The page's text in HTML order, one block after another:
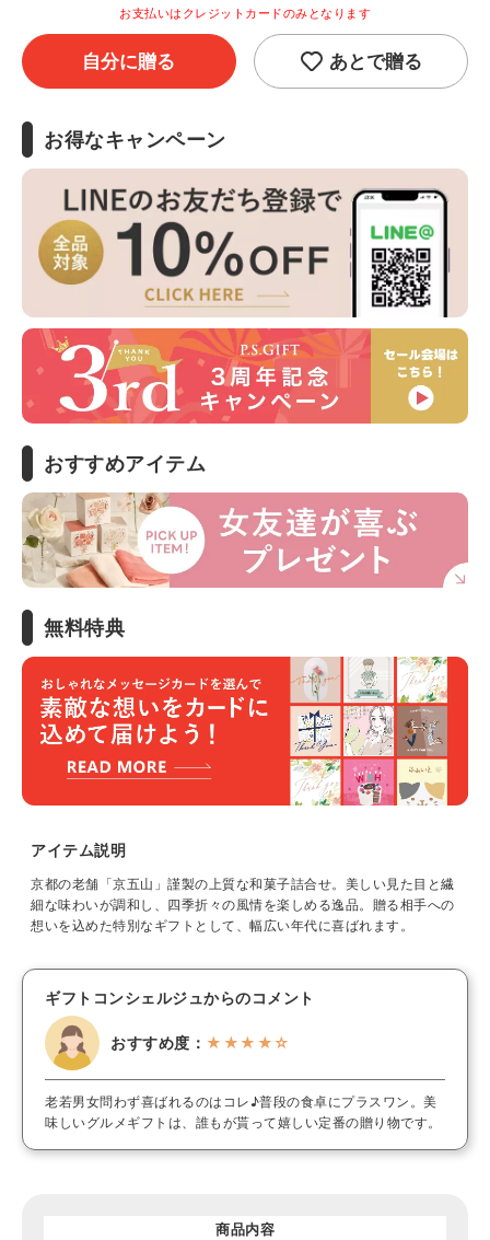
お支払いはクレジットカードのみとなります
自分に贈る あとで贈る
お得なキャンペーン
おすすめアイテム
無料特典
アイテム説明
京都の老舗「京五山」謹製の上質な和菓子詰合せ。美しい見た目と繊
細な味わいが調和し、四季折々の風情を楽しめる逸品。贈る相手への
想いを込めた特別なギフトとして、幅広い年代に喜ばれます。
ギフトコンシェルジュからのコメント
おすすめ度： ★★★★☆
老若男女問わず喜ばれるのはコレ♪普段の食卓にプラスワン。美
味しいグルメギフトは、誰もが貰って嬉しい定番の贈り物です。
商品内容